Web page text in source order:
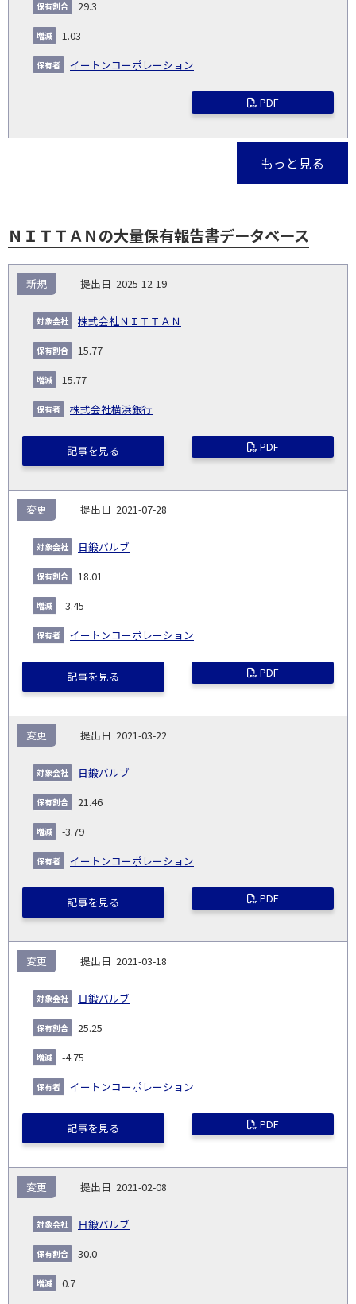
29.3
1.03
イートンコーポレーション
PDF
もっと見る
ＮＩＴＴＡＮの大量保有報告書データベース
NO.
告
義
務
発
生
日
出
コー
象
業
2025-12-19
株式会社ＮＩＴＴＡＮ
新規
15.77
15.77
株式会社横浜銀行
記事を見る PDF
2021-07-28
日鍛バルブ
変更
18.01
-3.45
イートンコーポレーション
記事を見る PDF
2021-03-22
日鍛バルブ
変更
21.46
-3.79
イートンコーポレーション
記事を見る PDF
2021-03-18
日鍛バルブ
変更
25.25
-4.75
イートンコーポレーション
記事を見る PDF
2021-02-08
日鍛バルブ
変更
30.0
0.7